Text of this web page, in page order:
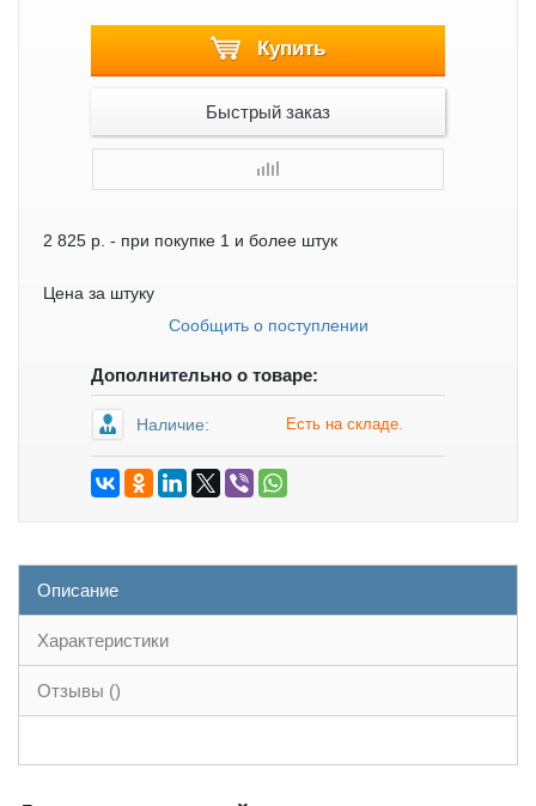
Купить
Быстрый заказ
2 825 р. - при покупке 1 и более штук
Цена за штуку
Сообщить о поступлении
Дополнительно о товаре:
Наличие: Есть на складе.
Описание
Характеристики
Отзывы ()